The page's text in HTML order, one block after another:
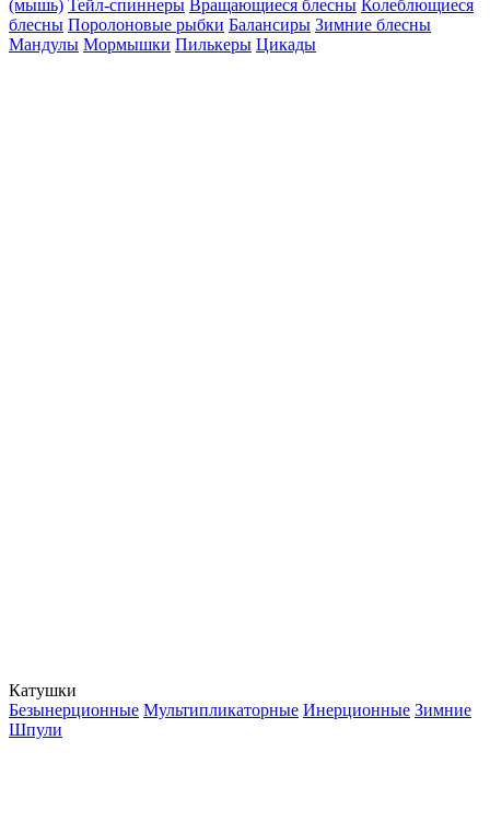
(мышь) Тейл-спиннеры Вращающиеся блесны Колеблющиеся
блесны Поролоновые рыбки Балансиры Зимние блесны
Мандулы Мормышки Пилькеры Цикады
Катушки
Безынерционные Мультипликаторные Инерционные Зимние
Шпули